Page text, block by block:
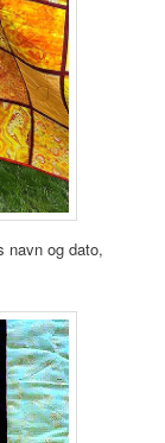
navn og dato,